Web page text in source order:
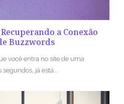
a Conexão
Buzzwords
você entra no site de uma
já está...